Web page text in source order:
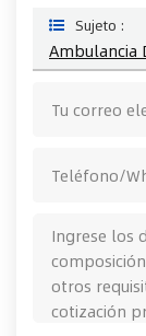
Sujeto :